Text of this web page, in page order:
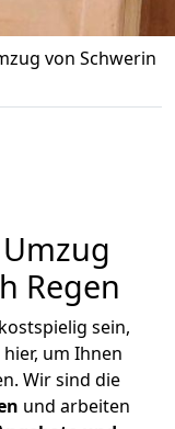
von Schwerin
Regen
sein,
um Ihnen
Wir sind die
und arbeiten